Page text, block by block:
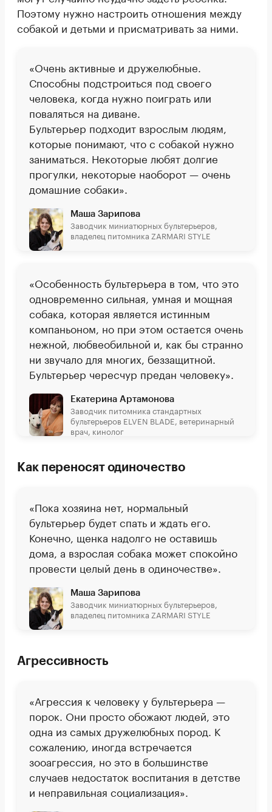
Поэтому нужно настроить отношения между
собакой и детьми и присматривать за ними.
«Очень активные и дружелюбные.
Способны подстроиться под своего
человека, когда нужно поиграть или
поваляться на диване.
Бультерьер подходит взрослым людям,
которые понимают, что с собакой нужно
заниматься. Некоторые любят долгие
прогулки, некоторые наоборот — очень
домашние собаки».
Маша Зарипова
Заводчик миниатюрных бультерьеров,
владелец питомника ZARMARI STYLE
«Особенность бультерьера в том, что это
одновременно сильная, умная и мощная
собака, которая является истинным
компаньоном, но при этом остается очень
нежной, любвеобильной и, как бы странно
ни звучало для многих, беззащитной.
Бультерьер чересчур предан человеку».
Екатерина Артамонова
Заводчик питомника стандартных
бультерьеров ELVEN BLADE, ветеринарный
врач, кинолог
Как переносят одиночество
«Пока хозяина нет, нормальный
бультерьер будет спать и ждать его.
Конечно, щенка надолго не оставишь
дома, а взрослая собака может спокойно
провести целый день в одиночестве».
Маша Зарипова
Заводчик миниатюрных бультерьеров,
владелец питомника ZARMARI STYLE
Агрессивность
«Агрессия к человеку у бультерьера —
порок. Они просто обожают людей, это
одна из самых дружелюбных пород. К
сожалению, иногда встречается
зооагрессия, но это в большинстве
случаев недостаток воспитания в детстве
и неправильная социализация».